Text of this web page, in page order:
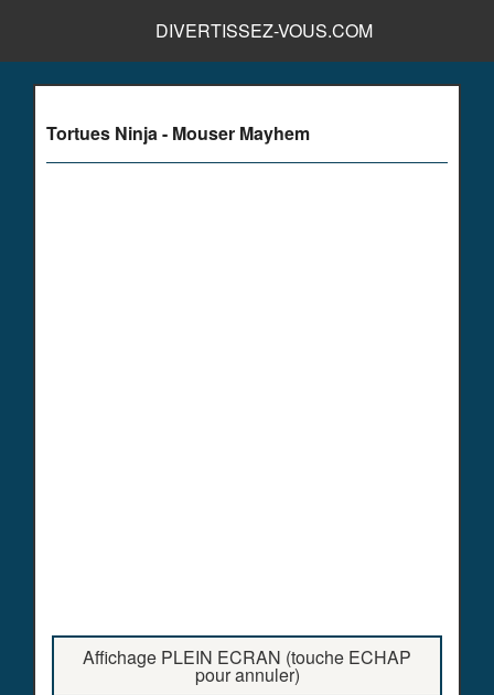
DIVERTISSEZ-VOUS.COM
Tortues Ninja - Mouser Mayhem
Affichage PLEIN ECRAN (touche ECHAP
pour annuler)